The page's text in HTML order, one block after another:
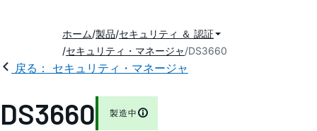
ホーム 製品 セキュリティ ＆ 認証
セキュリティ・マネージャ DS3660
戻る： セキュリティ・マネージャ
DS3660 製造中